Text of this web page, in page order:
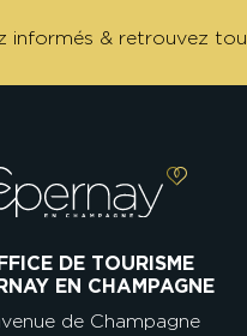
informés & retrouvez
DE TOURISME
EN CHAMPAGNE
de Champagne